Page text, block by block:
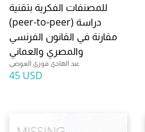
للمصنفات الفكرية بتقنية
(peer-to-peer) دراسة
مقارنة في القانون الفرنسي
والمصري والعماني
عبد الهادي فوزي العوضي
45 USD